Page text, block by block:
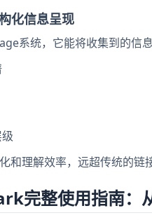
化信息呈现
系统，它能将收集到的信
和理解效率，远超传统的链
完整使用指南：